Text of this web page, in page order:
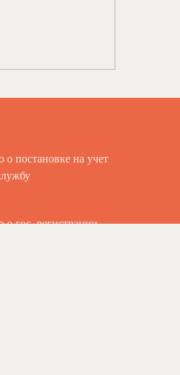
о постановке на учет
о гос. регистрации